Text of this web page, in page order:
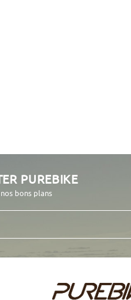
PUREBIKE
bons plans